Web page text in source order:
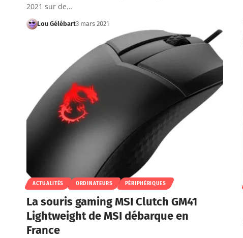
2021 sur de…
Lou Gélébart3 mars 2021
ACTUALITÉS ORDINATEURS PÉRIPHÉRIQUES
La souris gaming MSI Clutch GM41
Lightweight de MSI débarque en
France